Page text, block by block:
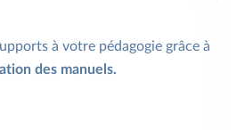
à votre pédagogie grâce à
des manuels.